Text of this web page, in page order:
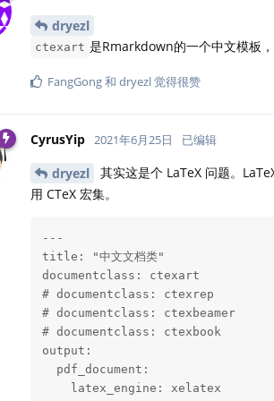
dryezl
ctexart 是Rmarkdown的一个中文模板
FangGong和 dryezl觉得很赞
CyrusYip 2021年6月25日 已编辑
dryezl 其实这是个 LaTeX 问题。
用 CTeX 宏集。
---
title: "中文文档类"
documentclass: ctexart
# documentclass: ctexrep
# documentclass: ctexbeamer
# documentclass: ctexbook
output:
  pdf_document:
    latex_engine: xelatex